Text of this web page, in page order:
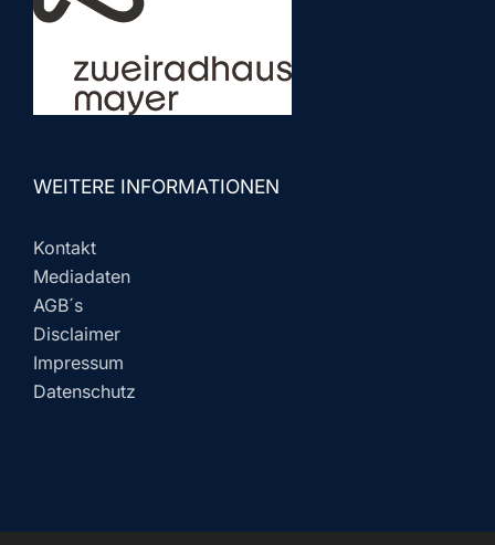
WEITERE INFORMATIONEN
Kontakt
Mediadaten
AGB´s
Disclaimer
Impressum
Datenschutz